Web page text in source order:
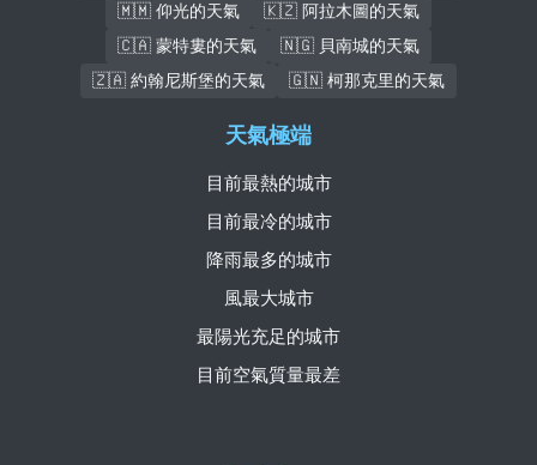
🇲🇲 仰光的天氣
🇰🇿 阿拉木圖的天氣
🇨🇦 蒙特婁的天氣
🇳🇬 貝南城的天氣
🇿🇦 約翰尼斯堡的天氣
🇬🇳 柯那克里的天氣
天氣極端
目前最熱的城市
目前最冷的城市
降雨最多的城市
風最大城市
最陽光充足的城市
目前空氣質量最差